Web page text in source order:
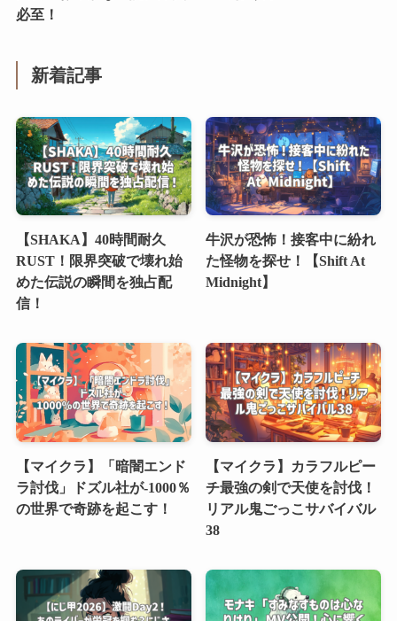
必至！
新着記事
【SHAKA】40時間耐久
RUST！限界突破で壊れ始
めた伝説の瞬間を独占配
信！
牛沢が恐怖！接客中に紛れ
た怪物を探せ！【Shift At
Midnight】
【マイクラ】「暗闇エンド
ラ討伐」ドズル社が-1000％
の世界で奇跡を起こす！
【マイクラ】カラフルピー
チ最強の剣で天使を討伐！
リアル鬼ごっこサバイバル
38